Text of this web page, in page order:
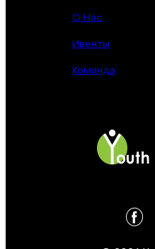
О Нас
Ивенты
Команда